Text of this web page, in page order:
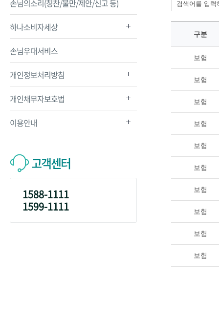
손님의소리(칭찬/불만/제안/신고 등)
하나소비자세상
손님우대서비스
개인정보처리방침
개인채무자보호법
이용안내
고객센터
1588-1111
1599-1111
구분
보험
보험
보험
보험
보험
보험
보험
보험
보험
보험